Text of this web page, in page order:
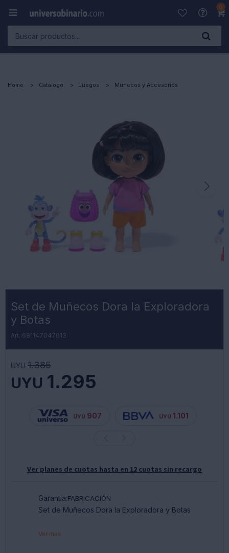
0

Home Catálogo Juegos Muñecos y Accesorios
Set de Muñecos Dora la Exploradora
y Botas
681147047013
UYU 1.295
UYU 1.385
UYU 907 UYU 1.101
Ver planes de cuotas hasta en 12 cuotas sin recargo
Garantia:FABRICACIÓN
Set de Muñecos Dora la Exploradora y Botas
Ver mas